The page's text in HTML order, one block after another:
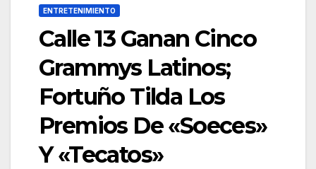
ENTRETENIMIENTO
Calle 13 Ganan Cinco
Grammys Latinos;
Fortuño Tilda Los
Premios De «Soeces»
Y «Tecatos»